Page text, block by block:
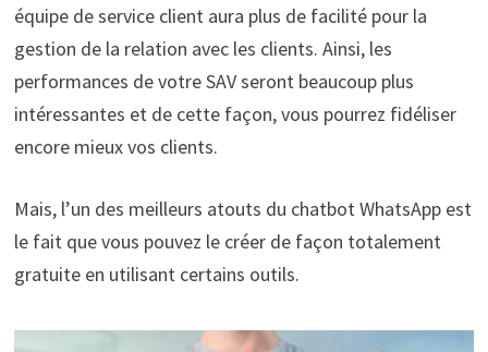
équipe de service client aura plus de facilité pour la
gestion de la relation avec les clients. Ainsi, les
performances de votre SAV seront beaucoup plus
intéressantes et de cette façon, vous pourrez fidéliser
encore mieux vos clients.
Mais, l’un des meilleurs atouts du chatbot WhatsApp est
le fait que vous pouvez le créer de façon totalement
gratuite en utilisant certains outils.